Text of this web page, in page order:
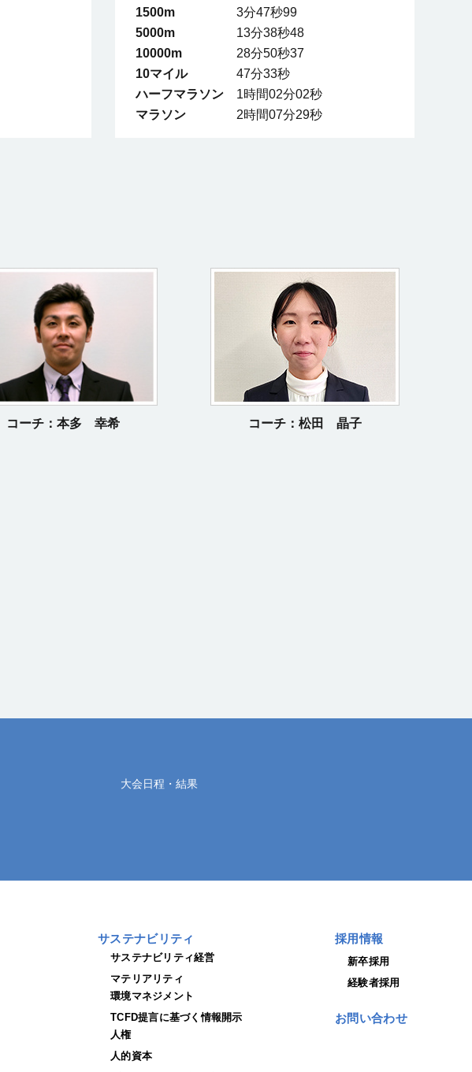
1500m
3分47秒99
5000m
13分38秒48
10000m
28分50秒37
10マイル
47分33秒
ハーフマラソン
1時間02分02秒
マラソン
2時間07分29秒
コーチ：本多 幸希 コーチ：松田 晶子
大会日程・結果
サステナビリティ
サステナビリティ経営
マテリアリティ
環境マネジメント
TCFD提言に基づく情報開示
人権
人的資本
採用情報
新卒採用
経験者採用
お問い合わせ